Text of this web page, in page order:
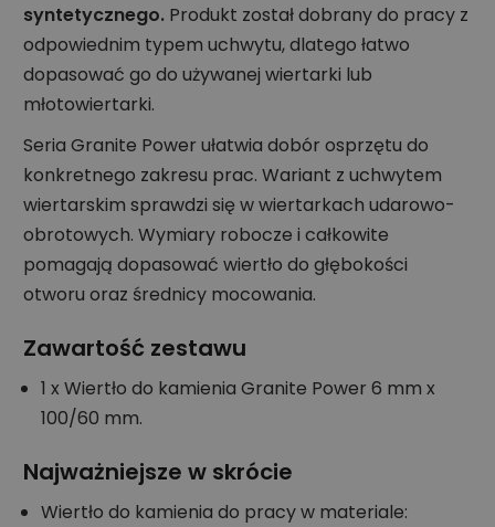
syntetycznego. Produkt został dobrany do pracy z
odpowiednim typem uchwytu, dlatego łatwo
dopasować go do używanej wiertarki lub
młotowiertarki.
Seria Granite Power ułatwia dobór osprzętu do
konkretnego zakresu prac. Wariant z uchwytem
wiertarskim sprawdzi się w wiertarkach udarowo-
obrotowych. Wymiary robocze i całkowite
pomagają dopasować wiertło do głębokości
otworu oraz średnicy mocowania.
Zawartość zestawu
1 x Wiertło do kamienia Granite Power 6 mm x
100/60 mm.
Najważniejsze w skrócie
Wiertło do kamienia do pracy w materiale: